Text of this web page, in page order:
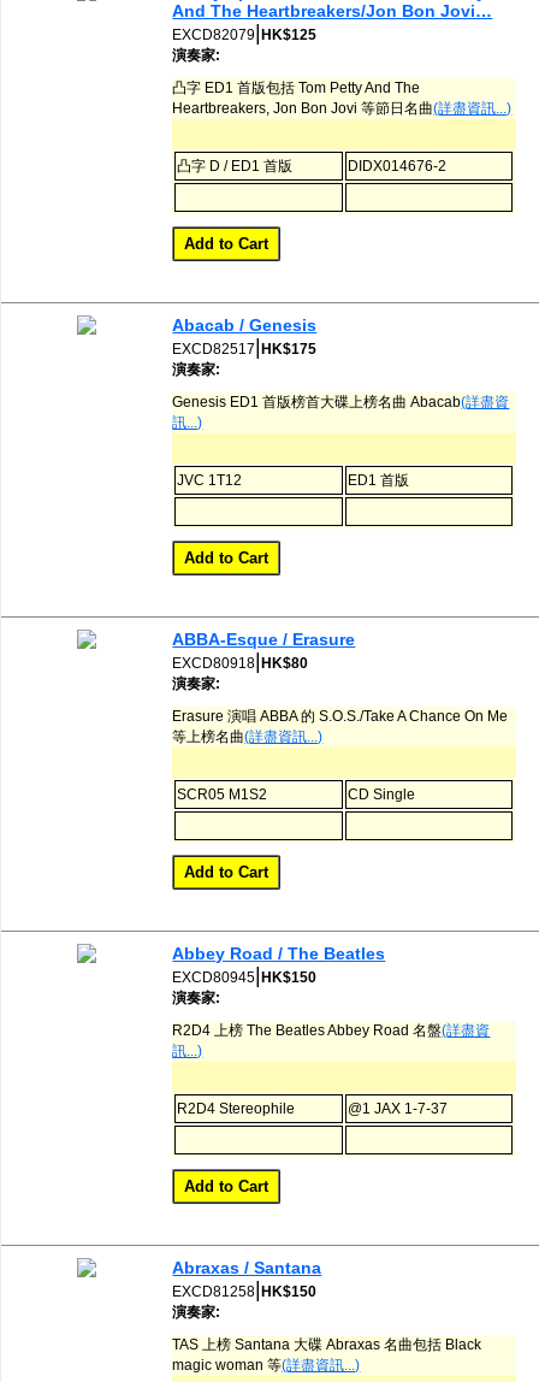
And The Heartbreakers/Jon Bon Jovi…
EXCD82079 |HK$125
演奏家:
凸字 ED1 首版包括 Tom Petty And The
Heartbreakers, Jon Bon Jovi 等節日名曲(詳盡資訊...)
凸字 D / ED1 首版 DIDX014676-2
Abacab / Genesis
EXCD82517 |HK$175
演奏家:
Genesis ED1 首版榜首大碟上榜名曲 Abacab(詳盡資
訊...)
JVC 1T12 ED1 首版
ABBA-Esque / Erasure
EXCD80918 |HK$80
演奏家:
Erasure 演唱 ABBA 的 S.O.S./Take A Chance On Me
等上榜名曲(詳盡資訊...)
SCR05 M1S2 CD Single
Abbey Road / The Beatles
EXCD80945 |HK$150
演奏家:
R2D4 上榜 The Beatles Abbey Road 名盤(詳盡資
訊...)
R2D4 Stereophile @1 JAX 1-7-37
Abraxas / Santana
EXCD81258 |HK$150
演奏家:
TAS 上榜 Santana 大碟 Abraxas 名曲包括 Black
magic woman 等(詳盡資訊...)